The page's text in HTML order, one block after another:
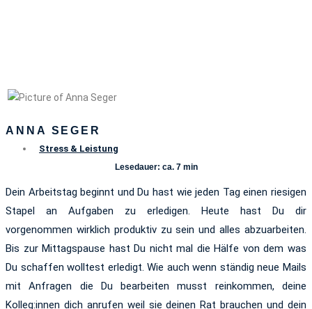
ANNA SEGER
Stress & Leistung
Lesedauer: ca. 7 min
Dein Arbeitstag beginnt und Du hast wie jeden Tag einen riesigen
Stapel an Aufgaben zu erledigen. Heute hast Du dir
vorgenommen wirklich produktiv zu sein und alles abzuarbeiten.
Bis zur Mittagspause hast Du nicht mal die Hälfe von dem was
Du schaffen wolltest erledigt. Wie auch wenn ständig neue Mails
mit Anfragen die Du bearbeiten musst reinkommen, deine
Kolleg:innen dich anrufen weil sie deinen Rat brauchen und dein